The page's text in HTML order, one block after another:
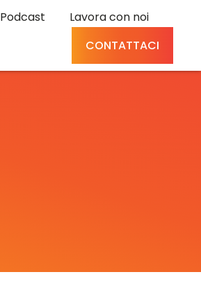
Podcast
Lavora con noi
CONTATTACI